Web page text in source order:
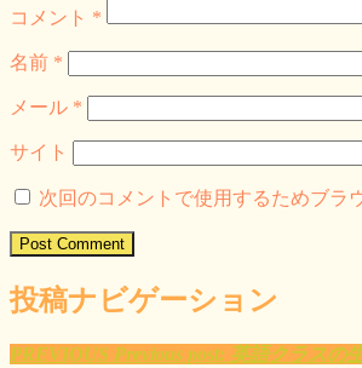
コメント *
名前 *
メール *
サイト
次回のコメントで使用するためブラ
投稿ナビゲーション
PREVIOUS Previous post: 英語クラスの